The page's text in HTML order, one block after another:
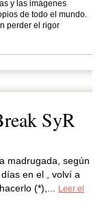
y las imágenes
de todo el mundo.
perder el rigor
SyR
madrugada, según
en el , volví a
(*),...
Leer el